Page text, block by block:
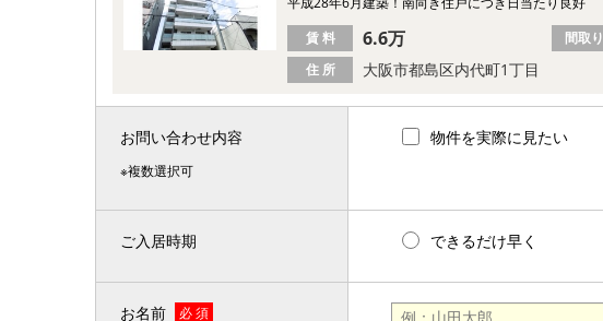
住 所 大阪市都島区内代町1丁目
賃 料 6.6万 間取り
お問い合わせ内容
※複数選択可
物件を実際に見たい
ご入居時期 できるだけ早く
お名前 必 須